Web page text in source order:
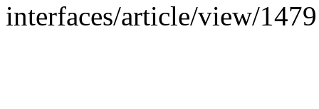
interfaces/article/view/1479